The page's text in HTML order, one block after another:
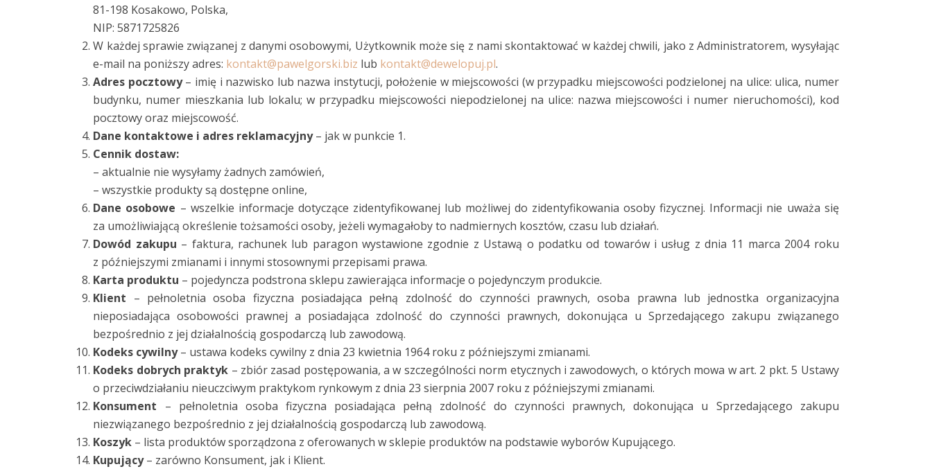
81-198 Kosakowo, Polska,
NIP: 5871725826
W każdej sprawie związanej z danymi osobowymi, Użytkownik może się z nami skontaktować w każdej chwili, jako z Administratorem, wysyłając
e-mail na poniższy adres: kontakt@pawelgorski.biz lub kontakt@dewelopuj.pl.
Adres pocztowy– imię i nazwisko lub nazwa instytucji, położenie w miejscowości (w przypadku miejscowości podzielonej na ulice: ulica, numer
budynku, numer mieszkania lub lokalu; w przypadku miejscowości niepodzielonej na ulice: nazwa miejscowości i numer nieruchomości), kod
pocztowy oraz miejscowość.
Dane kontaktowe i adres reklamacyjny– jak w punkcie 1.
Cennik dostaw:
– aktualnie nie wysyłamy żadnych zamówień,
– wszystkie produkty są dostępne online,
Dane osobowe – wszelkie informacje dotyczące zidentyfikowanej lub możliwej do zidentyfikowania osoby fizycznej. Informacji nie uważa się
za umożliwiającą określenie tożsamości osoby, jeżeli wymagałoby to nadmiernych kosztów, czasu lub działań.
Dowód zakupu – faktura, rachunek lub paragon wystawione zgodnie z Ustawą o podatku od towarów i usług z dnia 11 marca 2004 roku
z późniejszymi zmianami i innymi stosownymi przepisami prawa.
Karta produktu – pojedyncza podstrona sklepu zawierająca informacje o pojedynczym produkcie.
Klient – pełnoletnia osoba fizyczna posiadająca pełną zdolność do czynności prawnych, osoba prawna lub jednostka organizacyjna
nieposiadająca osobowości prawnej a posiadająca zdolność do czynności prawnych, dokonująca u Sprzedającego zakupu związanego
bezpośrednio z jej działalnością gospodarczą lub zawodową.
Kodeks cywilny– ustawa kodeks cywilny z dnia 23 kwietnia 1964 roku z późniejszymi zmianami.
Kodeks dobrych praktyk – zbiór zasad postępowania, a w szczególności norm etycznych i zawodowych, o których mowa w art. 2 pkt. 5 Ustawy
o przeciwdziałaniu nieuczciwym praktykom rynkowym z dnia 23 sierpnia 2007 roku z późniejszymi zmianami.
Konsument – pełnoletnia osoba fizyczna posiadająca pełną zdolność do czynności prawnych, dokonująca u Sprzedającego zakupu
niezwiązanego bezpośrednio z jej działalnością gospodarczą lub zawodową.
Koszyk – lista produktów sporządzona z oferowanych w sklepie produktów na podstawie wyborów Kupującego.
Kupujący– zarówno Konsument, jak i Klient.